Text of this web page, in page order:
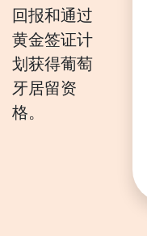
回报和通过
黄金签证计
划获得葡萄
牙居留资
格。